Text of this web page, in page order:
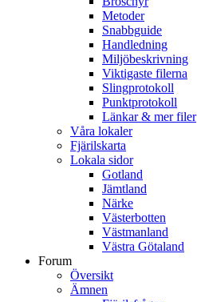
Metoder
Snabbguide
Handledning
Miljöbeskrivning
Viktigaste filerna
Slingprotokoll
Punktprotokoll
Länkar & mer filer
Våra lokaler
Fjärilskarta
Lokala sidor
Gotland
Jämtland
Närke
Västerbotten
Västmanland
Västra Götaland
Forum
Översikt
Ämnen